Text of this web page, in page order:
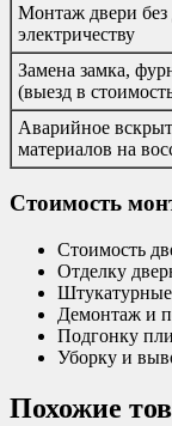
Монтаж двери без
электричеству
Замена замка,
(выезд в
Аварийное
материалов на
Стоимость
Стоимость
Отделку
Штукатурные
Демонтаж и
Подгонку
Уборку и
Похожие